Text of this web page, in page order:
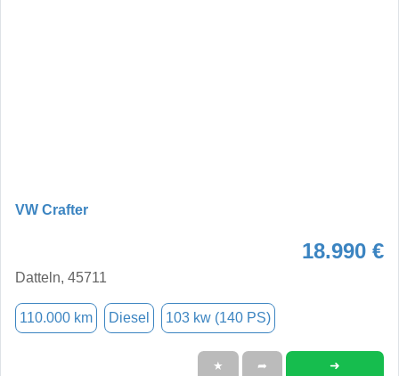
VW Crafter
18.990 €
Datteln, 45711
110.000 km Diesel 103 kw (140 PS)
★ ➦ ➜